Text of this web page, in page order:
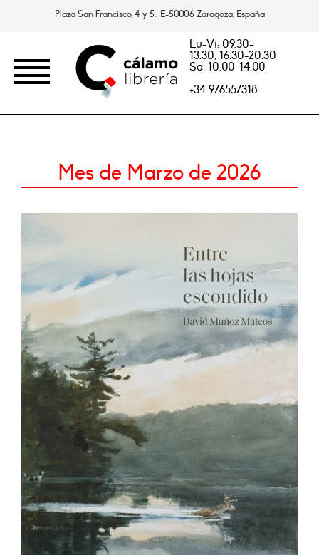
Plaza San Francisco, 4 y 5. E-50006 Zaragoza, España
Lu-Vi: 09.30-
13.30, 16.30-20.30
Sa: 10.00-14.00
+34 976557318
Mes de Marzo de 2026